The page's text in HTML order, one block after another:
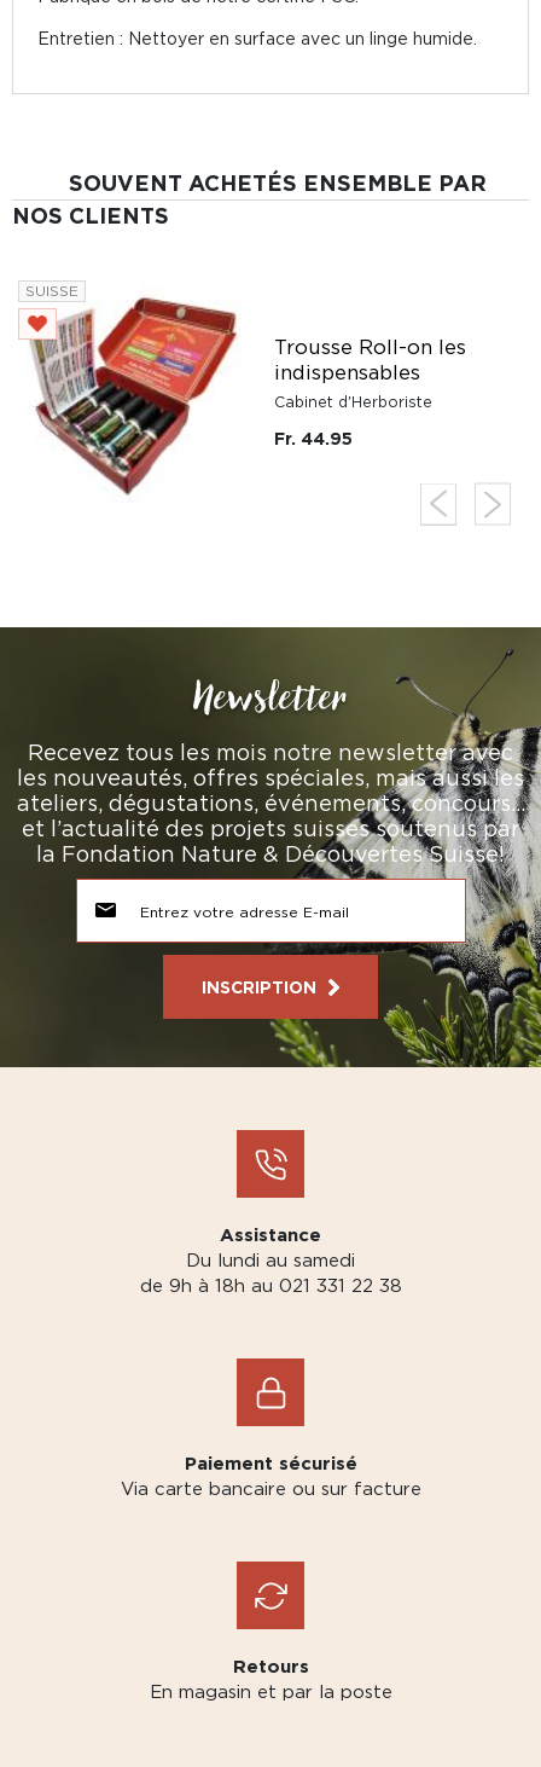
Entretien : Nettoyer en surface avec un linge humide.
SOUVENT ACHETÉS ENSEMBLE PAR
NOS CLIENTS
SUISSE
Trousse Roll-on les
indispensables
Cabinet d'Herboriste
Fr. 44.95
Newsletter
Recevez tous les mois notre newsletter avec
les nouveautés, offres spéciales, mais aussi les
ateliers, dégustations, événements, concours…
et l’actualité des projets suisses soutenus par
la Fondation Nature & Découvertes Suisse!
INSCRIPTION
Assistance
Du lundi au samedi
de 9h à 18h au 021 331 22 38
Paiement sécurisé
Via carte bancaire ou sur facture
Retours
En magasin et par la poste